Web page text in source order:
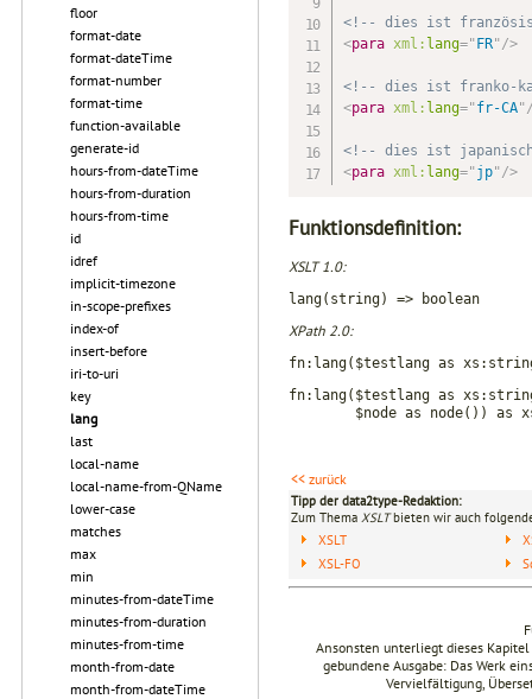
floor
format-date
format-dateTime
format-number
format-time
function-available
generate-id
hours-from-dateTime
hours-from-duration
hours-from-time
id
idref
implicit-timezone
in-scope-prefixes
index-of
insert-before
iri-to-uri
key
lang
last
local-name
local-name-from-QName
lower-case
matches
max
min
minutes-from-dateTime
minutes-from-duration
minutes-from-time
month-from-date
month-from-dateTime
<!-- dies ist
<para xml: lang="FR"/>
<!-- dies ist franko-
<para xml: lang="fr-CA"
<!-- dies ist
<para xml: lang="jp"/>
Funktionsdefinition:
XSLT 1.0:
lang(string) => boolean
XPath 2.0:
fn:lang($testlang as
fn:lang($testlang as
$node as node()) as
<< zurück
Tipp der data2type-Redaktion:
Zum Thema XSLTbieten wir auch
XSLT
XSL-FO
Ansonsten unterliegt dieses
gebundene Ausgabe: Das Werk
Vervielfältigung,